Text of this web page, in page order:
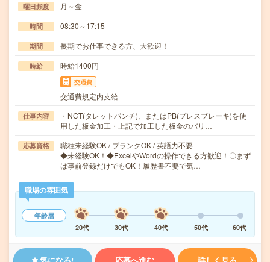
曜日頻度 月～金
時間 08:30～17:15
期間 長期でお仕事できる方、大歓迎！
時給 時給1400円
交通費
交通費規定内支給
仕事内容
・NCT(タレットパンチ)、またはPB(プレスブレーキ)を使
用した板金加工・上記で加工した板金のバリ…
応募資格
職種未経験OK / ブランクOK / 英語力不要
◆未経験OK！◆ExcelやWordの操作できる方歓迎！〇まず
は事前登録だけでもOK！履歴書不要で気…
職場の雰囲気
年齢層
20代
30代 40代 50代 60代